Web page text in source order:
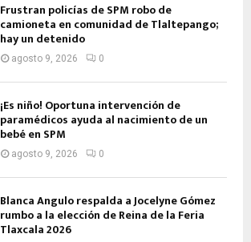
Frustran policías de SPM robo de
camioneta en comunidad de Tlaltepango;
hay un detenido
agosto 9, 2026 0
¡Es niño! Oportuna intervención de
paramédicos ayuda al nacimiento de un
bebé en SPM
agosto 9, 2026 0
Blanca Angulo respalda a Jocelyne Gómez
rumbo a la elección de Reina de la Feria
Tlaxcala 2026